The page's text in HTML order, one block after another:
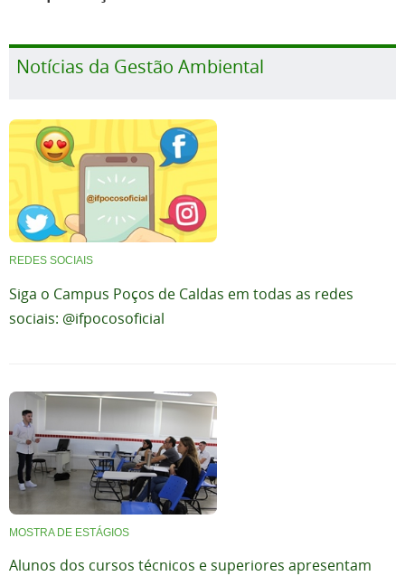
Notícias da Gestão Ambiental
REDES SOCIAIS
Siga o Campus Poços de Caldas em todas as redes
sociais: @ifpocosoficial
MOSTRA DE ESTÁGIOS
Alunos dos cursos técnicos e superiores apresentam